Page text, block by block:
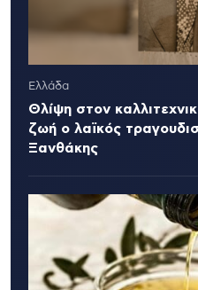
Ελλάδα
Θλίψη στον
ζωή ο λαϊκός
Ξανθάκης